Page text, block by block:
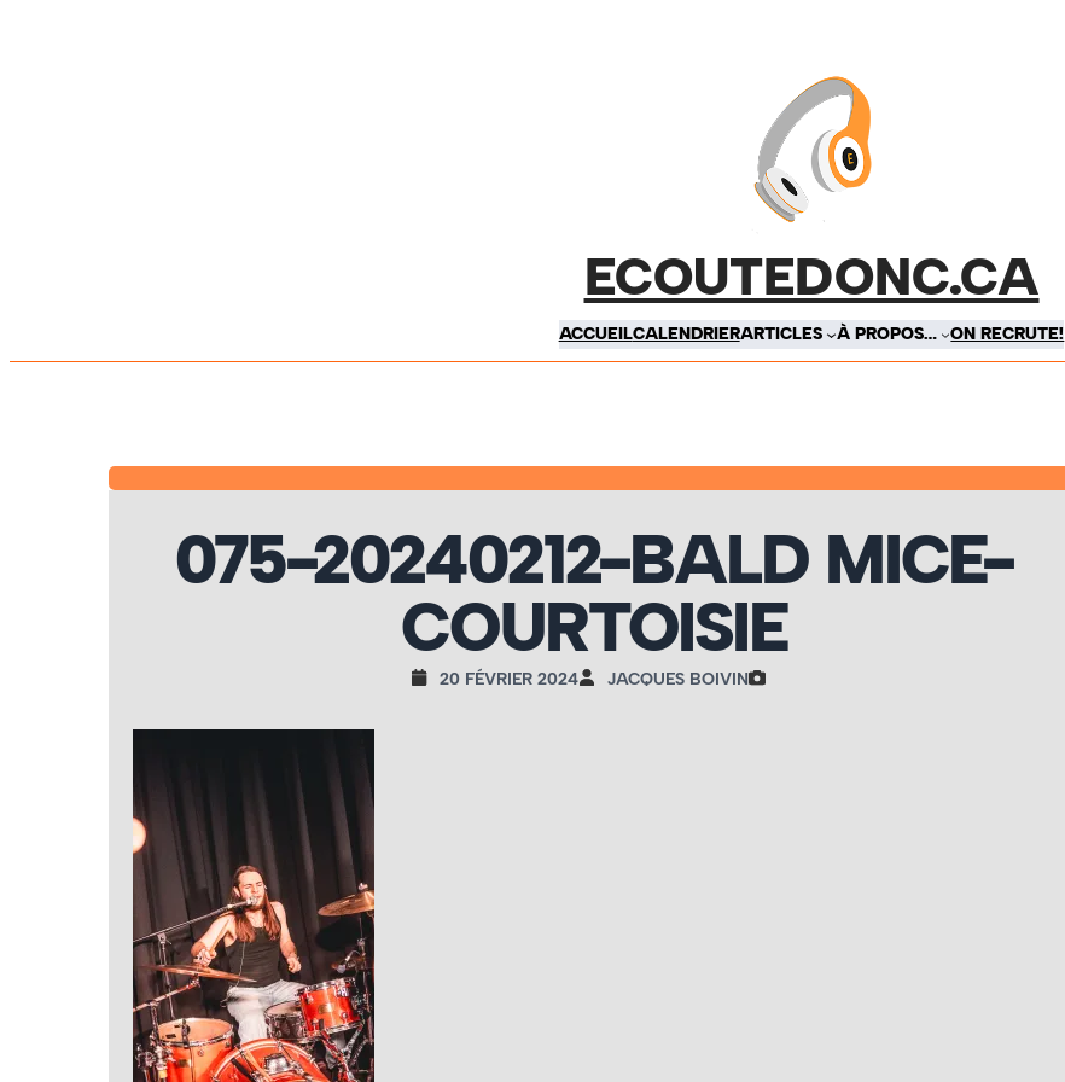
ECOUTEDONC.CA
ACCUEILCALENDRIERARTICLES À PROPOS… ON RECRUTE!
075-20240212-BALD MICE-
COURTOISIE
20 FÉVRIER 2024 JACQUES BOIVIN